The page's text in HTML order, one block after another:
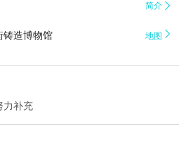
简介 
铸造博物馆 地图 
力补充